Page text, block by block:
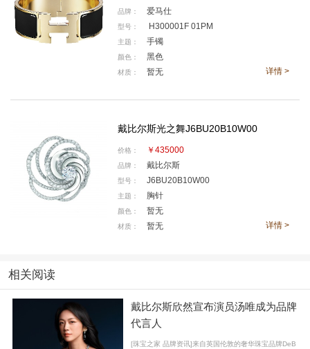
再下去几天，我们可能就要全身包裹的只剩眼睛
了。即便这样依然挡不住对时尚的热情，手镯外戴不仅
花心思在美丽上的女人，收获的也不只是悦目。模特佩
璨，黑色更神秘。习惯在秋季穿黑色亲们可以试一试金
色的手镯哦。
品牌： 爱马仕
型号： H300001F 01PM
主题： 手镯
颜色： 黑色
材质： 暂无 详情 >
戴比尔斯光之舞J6BU20B10W00
价格： ￥435000
品牌： 戴比尔斯
型号： J6BU20B10W00
主题： 胸针
颜色： 暂无
材质： 暂无 详情 >
相关阅读
戴比尔斯欣然宣布演员汤唯成为品牌
代言人
[珠宝之家 品牌资讯]来自英国伦敦的奢华珠宝品牌DeB